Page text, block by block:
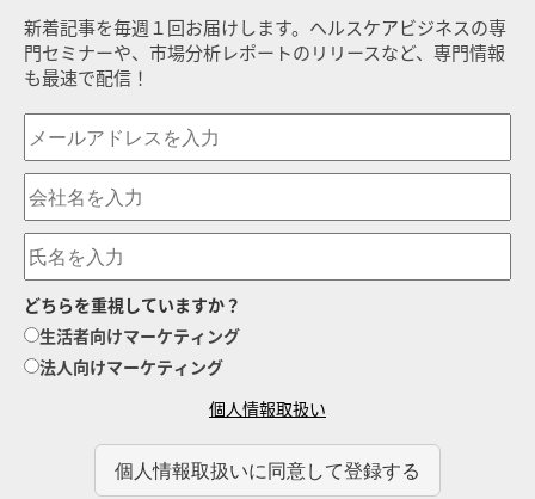
新着記事を毎週１回お届けします。ヘルスケアビジネスの専
門セミナーや、市場分析レポートのリリースなど、専門情報
も最速で配信！
どちらを重視していますか？
生活者向けマーケティング
法人向けマーケティング
個人情報取扱い